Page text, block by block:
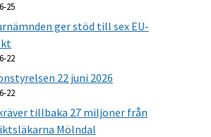
25
ger stöd till sex EU-
22
22 juni 2026
22
tillbaka 27 miljoner från
Mölndal